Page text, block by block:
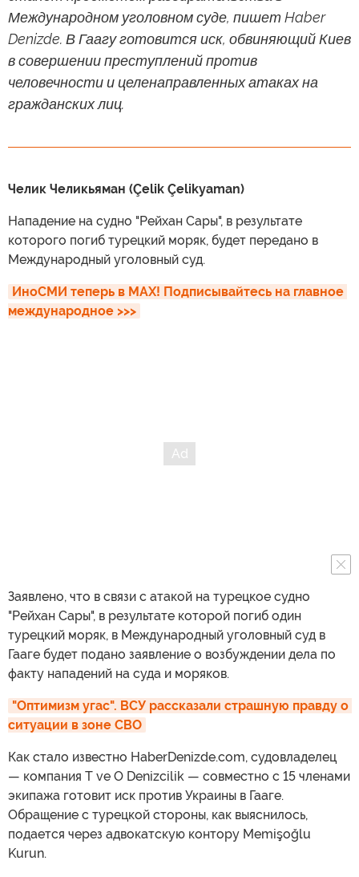
Международном уголовном суде, пишет Haber
Denizde. В Гаагу готовится иск, обвиняющий Киев
в совершении преступлений против
человечности и целенаправленных атаках на
гражданских лиц.
Челик Челикьяман (Çelik Çelikyaman)
Нападение на судно "Рейхан Сары", в результате
которого погиб турецкий моряк, будет передано в
Международный уголовный суд.
ИноСМИ теперь в MAX! Подписывайтесь на главное
международное >>>
Заявлено, что в связи с атакой на турецкое судно
"Рейхан Сары", в результате которой погиб один
турецкий моряк, в Международный уголовный суд в
Гааге будет подано заявление о возбуждении дела по
факту нападений на суда и моряков.
"Оптимизм угас". ВСУ рассказали страшную правду о
ситуации в зоне СВО
Как стало известно HaberDenizde.com, судовладелец
— компания T ve O Denizcilik — совместно с 15 членами
экипажа готовит иск против Украины в Гааге.
Обращение с турецкой стороны, как выяснилось,
подается через адвокатскую контору Memişoğlu
Kurun.